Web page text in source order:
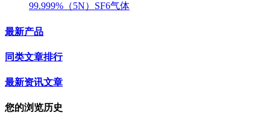
99.999%（5N）SF6气体
最新产品
同类文章排行
最新资讯文章
您的浏览历史